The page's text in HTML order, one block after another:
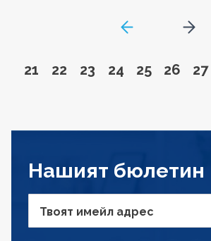
Go to page
21 Go to page
22 Go to page
23 Go to page
24 Go to page
25 Go to
26 27
Go
Нашият бюлетин
Твоят имейл адрес